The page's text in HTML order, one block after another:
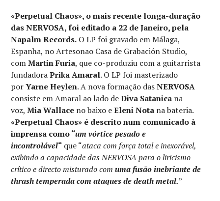
«Perpetual Chaos», o mais recente longa-duração
das NERVOSA, foi editado a 22 de Janeiro, pela
Napalm Records. O LP foi gravado em Málaga,
Espanha, no Artesonao Casa de Grabación Studio,
comMartin Furia, que co-produziu com a guitarrista
fundadoraPrika Amaral. O LP foi masterizado
porYarne Heylen. A nova formação dasNERVOSA
consiste em Amaral ao lado deDiva Satanica na
voz,Mia Wallace no baixo eEleni Nota na bateria.
«Perpetual Chaos» é descrito num comunicado à
imprensa como “um vórtice pesado e
incontrolável“ que “ataca com força total e inexorável,
exibindo a capacidade das NERVOSA para o liricismo
crítico e directo misturado comuma fusão inebriante de
thrash temperada com ataques de death metal.”